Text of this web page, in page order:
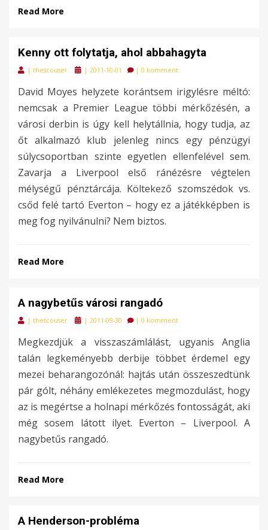
Read More
Kenny ott folytatja, ahol abbahagyta
| thescouser
Posted
| 2011-10-01 | 0 komment
David Moyes helyzete korántsem irigylésre méltó:
nemcsak a Premier League többi mérkőzésén, a
városi derbin is úgy kell helytállnia, hogy tudja, az
őt alkalmazó klub jelenleg nincs egy pénzügyi
súlycsoportban szinte egyetlen ellenfelével sem.
Zavarja a Liverpool első ránézésre végtelen
mélységű pénztárcája. Költekező szomszédok vs.
csőd felé tartó Everton – hogy ez a játékképben is
meg fog nyilvánulni? Nem biztos.
Read More
A nagybetűs városi rangadó
| thescouser
Posted
| 2011-09-30 | 0 komment
Megkezdjük a visszaszámlálást, ugyanis Anglia
talán legkeményebb derbije többet érdemel egy
mezei beharangozónál: hajtás után összeszedtünk
pár gólt, néhány emlékezetes megmozdulást, hogy
az is megértse a holnapi mérkőzés fontosságát, aki
még sosem látott ilyet. Everton – Liverpool. A
nagybetűs rangadó.
Read More
A Henderson-probléma